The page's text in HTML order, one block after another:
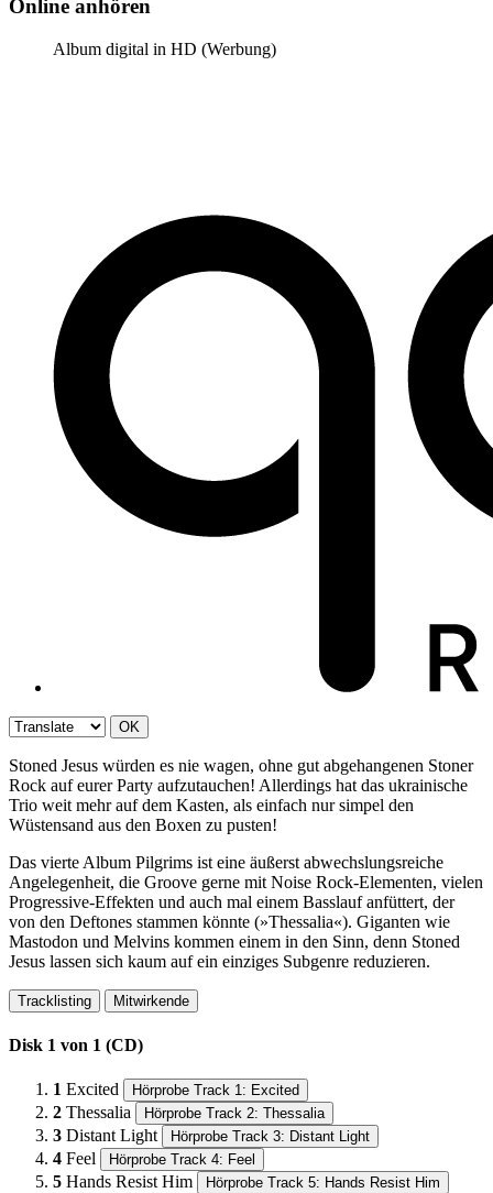
Online anhören
Album digital in HD (Werbung)
OK
Stoned Jesus würden es nie wagen, ohne gut abgehangenen Stoner
Rock auf eurer Party aufzutauchen! Allerdings hat das ukrainische
Trio weit mehr auf dem Kasten, als einfach nur simpel den
Wüstensand aus den Boxen zu pusten!
Das vierte Album Pilgrims ist eine äußerst abwechslungsreiche
Angelegenheit, die Groove gerne mit Noise Rock-Elementen, vielen
Progressive-Effekten und auch mal einem Basslauf anfüttert, der
von den Deftones stammen könnte (»Thessalia«). Giganten wie
Mastodon und Melvins kommen einem in den Sinn, denn Stoned
Jesus lassen sich kaum auf ein einziges Subgenre reduzieren.
Tracklisting Mitwirkende
Disk 1 von 1 (CD)
1 Excited Hörprobe Track 1: Excited
2 Thessalia Hörprobe Track 2: Thessalia
3 Distant Light Hörprobe Track 3: Distant Light
4 Feel Hörprobe Track 4: Feel
5 Hands Resist Him Hörprobe Track 5: Hands Resist Him